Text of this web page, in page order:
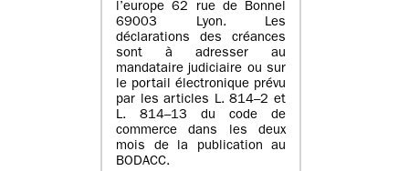
l’europe 62 rue de Bonnel
69003 Lyon. Les
déclarations des créances
sont à adresser au
mandataire judiciaire ou sur
le portail électronique prévu
par les articles L. 814–2 et
L. 814–13 du code de
commerce dans les deux
mois de la publication au
BODACC.